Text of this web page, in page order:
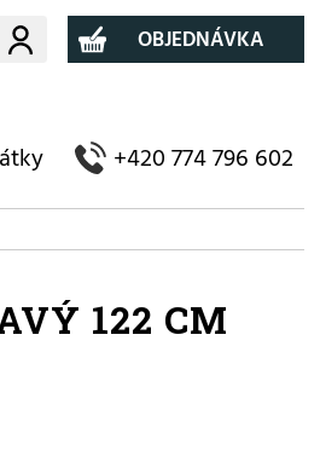
Můj účet OBJEDNÁVKA
+420 774 796 602
122 CM